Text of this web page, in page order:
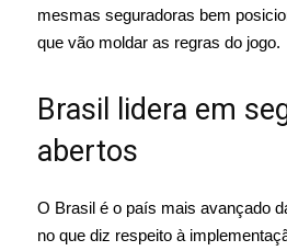
mesmas seguradoras bem
que vão moldar as regras do jogo.
Brasil lidera em
abertos
O Brasil é o país mais avançado
no que diz respeito à